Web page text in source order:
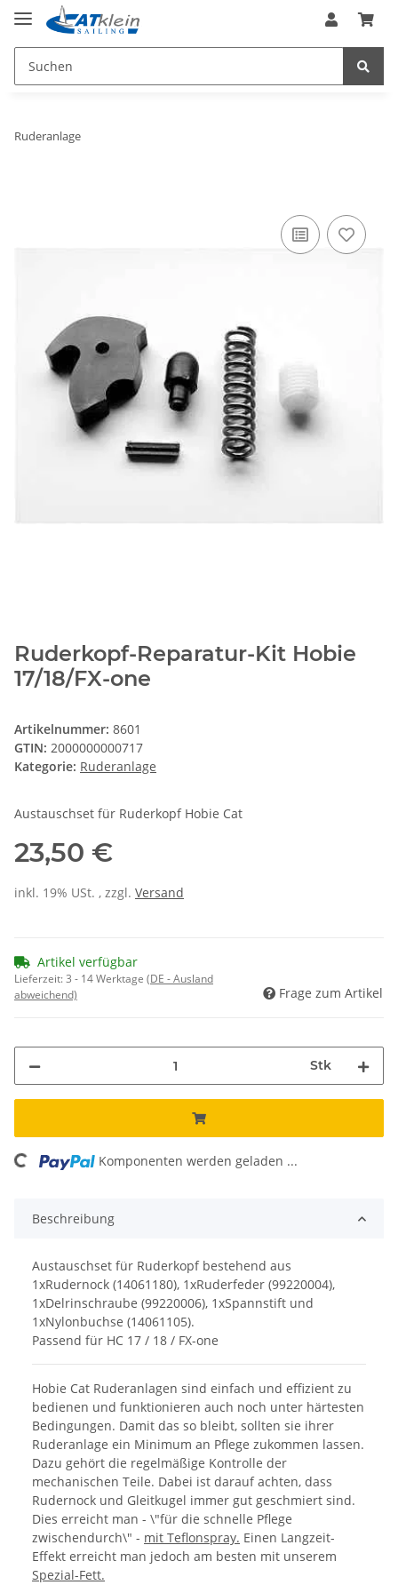
Ruderanlage
Ruderkopf-Reparatur-Kit Hobie
17/18/FX-one
Artikelnummer: 8601
GTIN: 2000000000717
Kategorie: Ruderanlage
Austauschset für Ruderkopf Hobie Cat
23,50 €
inkl. 19% USt. , zzgl. Versand
Artikel verfügbar
Lieferzeit:3 - 14 Werktage (DE - Ausland
abweichend)
Frage zum Artikel
Stk
Komponenten werden geladen ...
Beschreibung
Austauschset für Ruderkopf bestehend aus
1xRudernock (14061180), 1xRuderfeder (99220004),
1xDelrinschraube (99220006), 1xSpannstift und
1xNylonbuchse (14061105).
Passend für HC 17 / 18 / FX-one
Hobie Cat Ruderanlagen sind einfach und effizient zu
bedienen und funktionieren auch noch unter härtesten
Bedingungen. Damit das so bleibt, sollten sie ihrer
Ruderanlage ein Minimum an Pflege zukommen lassen.
Dazu gehört die regelmäßige Kontrolle der
mechanischen Teile. Dabei ist darauf achten, dass
Rudernock und Gleitkugel immer gut geschmiert sind.
Dies erreicht man - \"für die schnelle Pflege
zwischendurch\" - mit Teflonspray. Einen Langzeit-
Effekt erreicht man jedoch am besten mit unserem
Spezial-Fett.